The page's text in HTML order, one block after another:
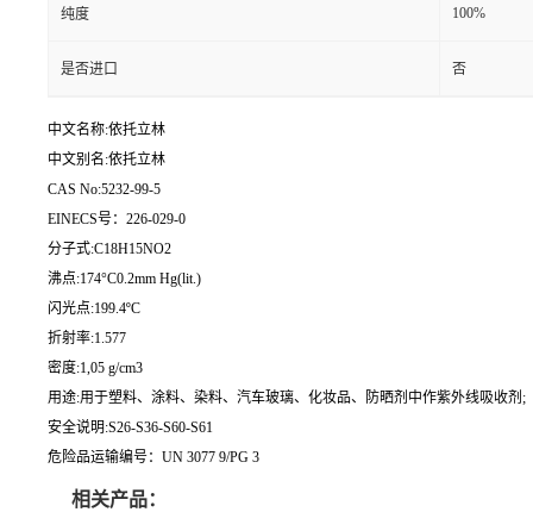
纯度 100%
是否进口 否
中文名称:依托立林
中文别名:依托立林
CAS No:5232-99-5
EINECS号：226-029-0
分子式:C18H15NO2
沸点:174°C0.2mm Hg(lit.)
闪光点:199.4ºC
折射率:1.577
密度:1,05 g/cm3
用途:用于塑料、涂料、染料、汽车玻璃、化妆品、防晒剂中作紫外线吸收剂;
安全说明:S26-S36-S60-S61
危险品运输编号：UN 3077 9/PG 3
相关产品：